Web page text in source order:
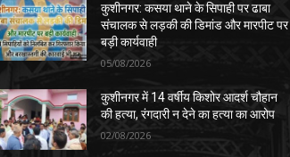
कुशीनगर: कसया थाने के सिपाही पर ढाबा
संचालक से लड़की की डिमांड और मारपीट पर
बड़ी कार्यवाही
05/08/2026
कुशीनगर में 14 वर्षीय किशोर आदर्श चौहान
की हत्या, रंगदारी न देने का हत्या का आरोप
02/08/2026